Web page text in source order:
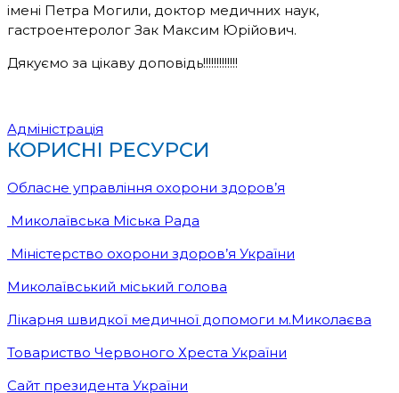
імені Петра Могили, доктор медичних наук,
гастроентеролог Зак Максим Юрійович.
Дякуємо за цікаву доповідь!!!!!!!!!!!!!
Адміністрація
КОРИСНІ РЕСУРСИ
Обласне управління охорони здоров’я
Миколаївська Міська Рада
Міністерство охорони здоров’я України
Миколаївський міський голова
Лікарня швидкої медичної допомоги м.Миколаєва
Товариство Червоного Хреста України
Сайт президента України